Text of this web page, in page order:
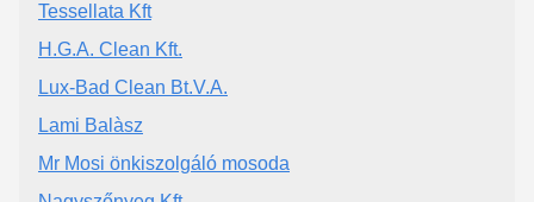
Tessellata Kft
H.G.A. Clean Kft.
Lux-Bad Clean Bt.V.A.
Lami Balàsz
Mr Mosi önkiszolgáló mosoda